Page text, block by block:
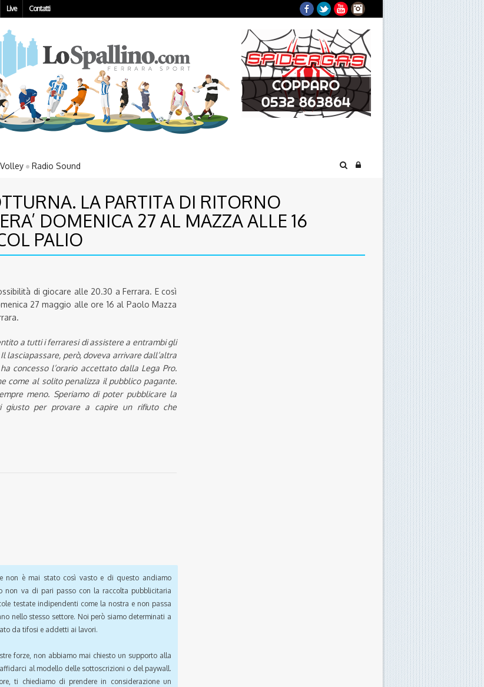
Live Contatti Facebook
TwitterYouTubeInstagram
Volley Radio Sound
LA PARTITA DI RITORNO
DOMENICA 27 AL MAZZA ALLE 16
PALIO
di giocare alle 20.30 a Ferrara. E così
27 maggio alle ore 16 al Paolo Mazza
a tutti i ferraresi di assistere a entrambi gli
lasciapassare, però, doveva arrivare dall’altra
concesso l’orario accettato dalla Lega Pro.
come al solito penalizza il pubblico pagante.
meno. Speriamo di poter pubblicare la
giusto per provare a capire un rifiuto che
non è mai stato così vasto e di questo andiamo
non va di pari passo con la raccolta pubblicitaria
testate indipendenti come la nostra e non passa
nello stesso settore. Noi però siamo determinati a
da tifosi e addetti ai lavori.
forze, non abbiamo mai chiesto un supporto alla
al modello delle sottoscrizioni o del paywall.
ti chiediamo di prendere in considerazione un